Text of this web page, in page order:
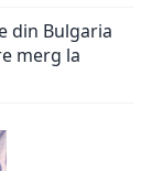
din Bulgaria
merg la